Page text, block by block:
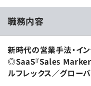
職務内容
新時代の営業手法・イ
◎SaaS『Sales Marker
ルフレックス／グロー